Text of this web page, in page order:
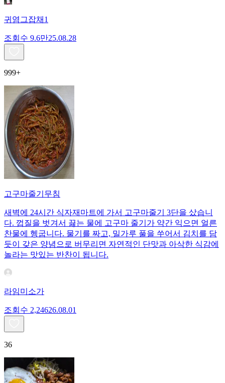
귀염그잡채1
조회수 9.6만25.08.28
999+
고구마줄기무침
새벽에 24시간 식자재마트에 가서 고구마줄기 3단을 샀습니
다. 껍질을 벗겨서 끓는 물에 고구마 줄기가 약간 익으면 얼른
찬물에 헹굽니다. 물기를 짜고, 밀가루 풀을 쑤어서 김치를 담
듯이 갖은 양념으로 버무리면 자연적인 단맛과 아삭한 식감에
놀라는 맛있는 반찬이 됩니다.
라임미소가
조회수 2,24626.08.01
36